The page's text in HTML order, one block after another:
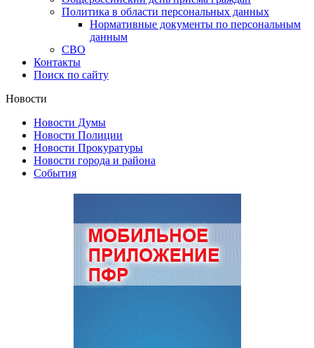
Политика в области персональных данных
Нормативные документы по персональным
данным
СВО
Контакты
Поиск по сайту
Новости
Новости Думы
Новости Полиции
Новости Прокуратуры
Новости города и района
События